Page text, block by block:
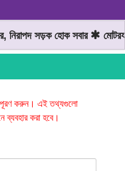
নিরাপদ সড়ক হোক সবার
পূরণ করুন। এই তথ্যগুলো
ব্যবহার করা হবে।